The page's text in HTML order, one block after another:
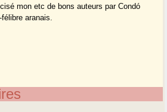
mon etc de bons auteurs par Condó
aranais.